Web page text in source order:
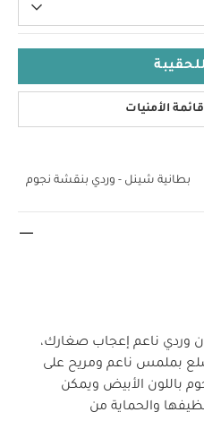
الأمنيات
بطانية شينل - وردي بنقشة نجوم
وردي ناعم إعجاب صغارك،
بملمس ناعم ومريح على
باللون الأبيض ويمكن
والحماية من